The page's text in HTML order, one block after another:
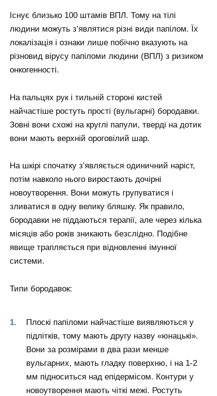
Існує близько 100 штамів ВПЛ. Тому на тілі
людини можуть з’являтися різні види папілом. Їх
локалізація і ознаки лише побічно вказують на
різновид вірусу папіломи людини (ВПЛ) з ризиком
онкогенності.
На пальцях рук і тильній стороні кистей
найчастіше ростуть прості (вульгарні) бородавки.
Зовні вони схожі на круглі папули, тверді на дотик
вони мають верхній ороговілий шар.
На шкірі спочатку з’являється одиничний наріст,
потім навколо нього виростають дочірні
новоутворення. Вони можуть групуватися і
зливатися в одну велику бляшку. Як правило,
бородавки не піддаються терапії, але через кілька
місяців або років зникають безслідно. Подібне
явище трапляється при відновленні імунної
системи.
Типи бородавок:
Плоскі папіломи найчастіше виявляються у
підлітків, тому мають другу назву «юнацькі».
Вони за розмірами в два рази менше
вульгарних, мають гладку поверхню, і на 1-2
мм підноситься над епідермісом. Контури у
новоутворення мають чіткі межі. Ростуть